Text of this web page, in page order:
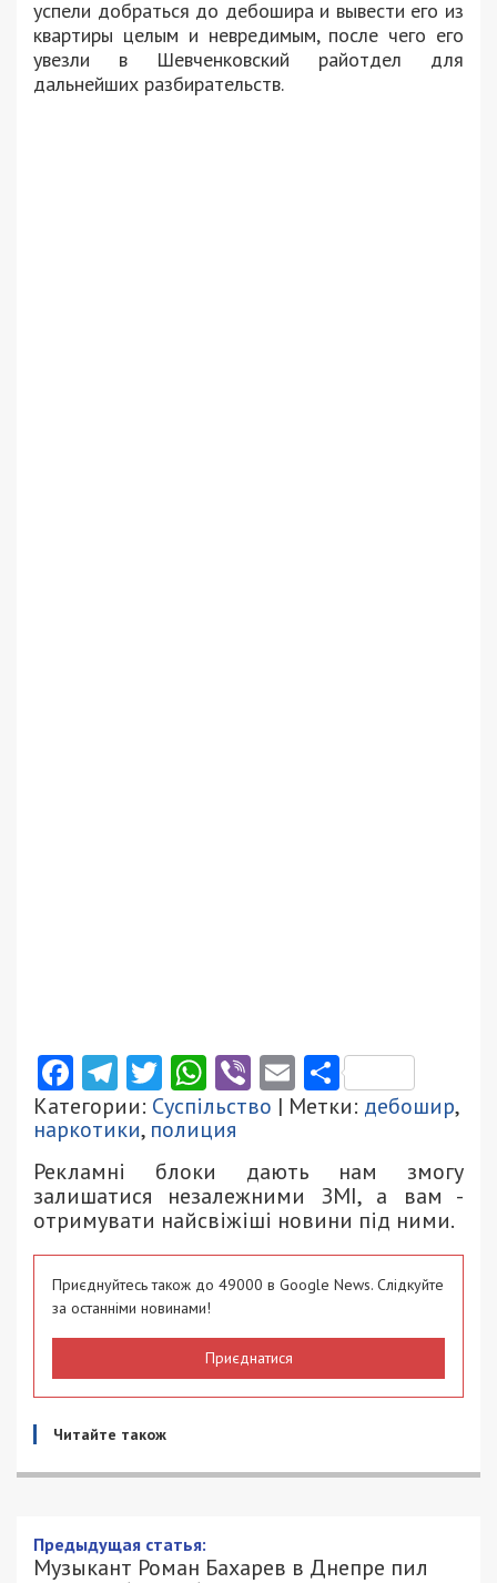
успели добраться до дебошира и вывести его из
квартиры целым и невредимым, после чего его
увезли в Шевченковский райотдел для
дальнейших разбирательств.
Facebook
Telegram
Twitter
WhatsApp
ViberEmail
Категории: Суспільство | Метки: дебошир,
наркотики, полиция
Рекламні блоки дають нам змогу
залишатися незалежними ЗМІ, а вам -
отримувати найсвіжіші новини під ними.
Приєднуйтесь також до 49000 в Google News. Слідкуйте
за останніми новинами!
Приєднатися
Читайте також
Предыдущая статья:
Музыкант Роман Бахарев в Днепре пил